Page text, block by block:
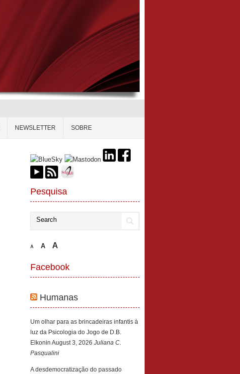
NEWSLETTER SOBRE
Pesquisa
A A A
Facebook
Humanas
Um olhar para as brincadeiras infantis à
luz da Psicologia do Jogo de D.B.
Elkonin August 3, 2026 Juliana C.
Pasqualini
A desdemocratização do passado